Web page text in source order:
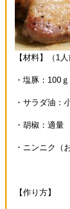
【材料】（1 人
・塩豚： 100 ｇ
・サラダ油：
・胡椒：適量
・ニンニク（
【作り方】